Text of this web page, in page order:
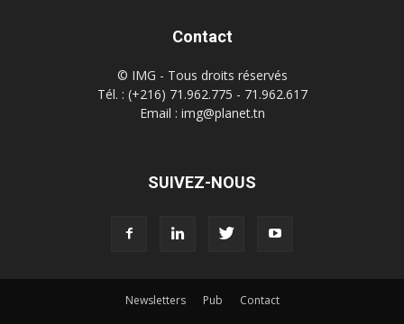
Contact
© IMG - Tous droits réservés
Tél. : (+216) 71.962.775 - 71.962.617
Email : img@planet.tn
SUIVEZ-NOUS
Newsletters Pub
Contact